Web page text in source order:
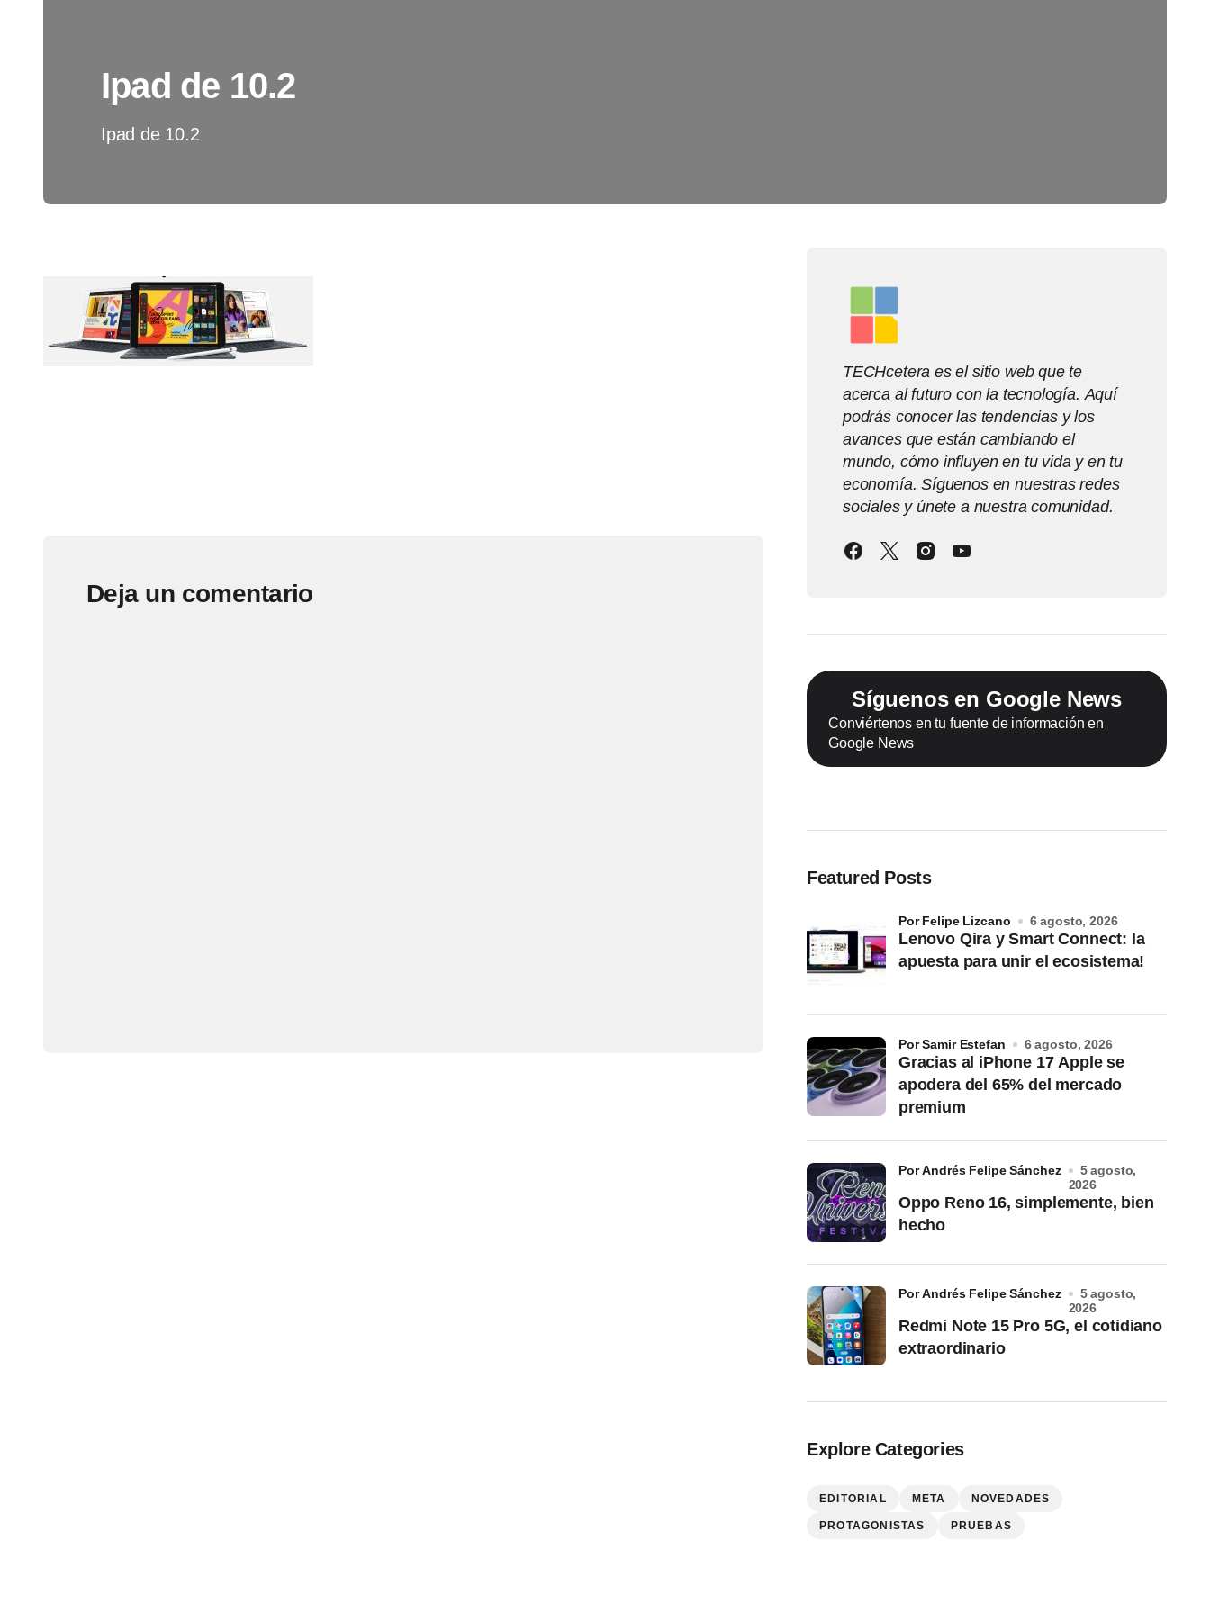
Ipad de 10.2
Ipad de 10.2
Deja un comentario
TECHcetera es el sitio web que te
acerca al futuro con la tecnología. Aquí
podrás conocer las tendencias y los
avances que están cambiando el
mundo, cómo influyen en tu vida y en tu
economía. Síguenos en nuestras redes
sociales y únete a nuestra comunidad.
Síguenos en Google News
Conviértenos en tu fuente de información en
Google News
Featured Posts
Lenovo Qira y Smart Connect: la
apuesta para unir el ecosistema!
por Felipe Lizcano 6 agosto, 2026
Gracias al iPhone 17 Apple se
apodera del 65% del mercado
premium
por Samir Estefan 6 agosto, 2026
Oppo Reno 16, simplemente, bien
hecho
por Andrés Felipe Sánchez
5 agosto,
2026
Redmi Note 15 Pro 5G, el cotidiano
extraordinario
por Andrés Felipe Sánchez
5 agosto,
2026
Explore Categories
EDITORIAL META NOVEDADES
PROTAGONISTAS PRUEBAS